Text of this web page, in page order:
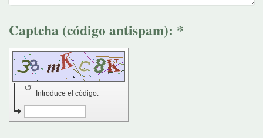
Captcha (código antispam): *
Introduce el código.
↺